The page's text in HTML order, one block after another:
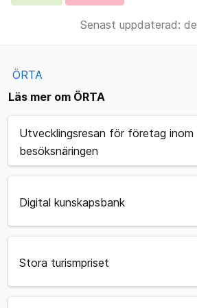
Senast uppdaterad:
ÖRTA
Läs mer om ÖRTA
Utvecklingsresan för företag inom
besöksnäringen
Digital kunskapsbank
Stora turismpriset